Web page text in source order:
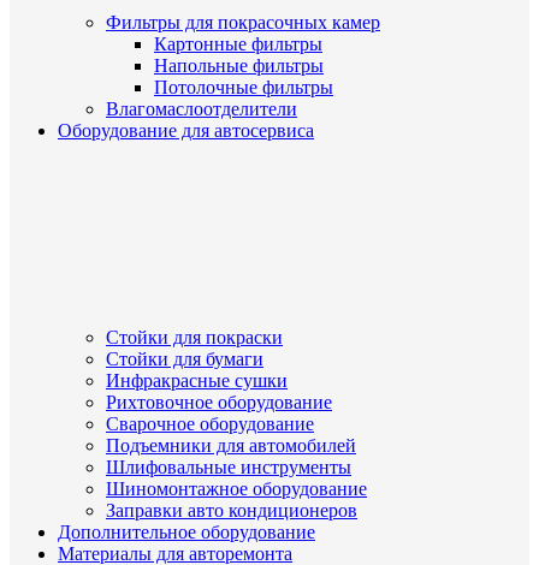
Фильтры для покрасочных камер
Картонные фильтры
Напольные фильтры
Потолочные фильтры
Влагомаслоотделители
Оборудование для автосервиса
Стойки для покраски
Стойки для бумаги
Инфракрасные сушки
Рихтовочное оборудование
Сварочное оборудование
Подъемники для автомобилей
Шлифовальные инструменты
Шиномонтажное оборудование
Заправки авто кондиционеров
Дополнительное оборудование
Материалы для авторемонта